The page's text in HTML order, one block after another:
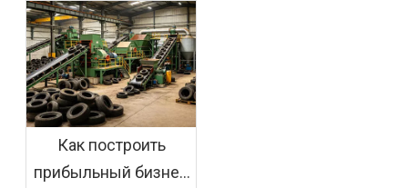
переработки шин в
Австралии
Как построить
прибыльный бизнес